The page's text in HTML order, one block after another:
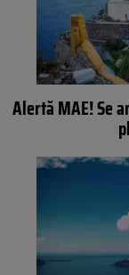
Alertă MAE! Se